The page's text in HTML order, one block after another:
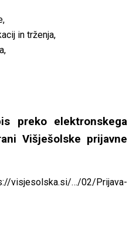
,
in trženja,
,
preko elektronskega
Višješolske prijavne
visjesolska.si/…/02/Prijava-